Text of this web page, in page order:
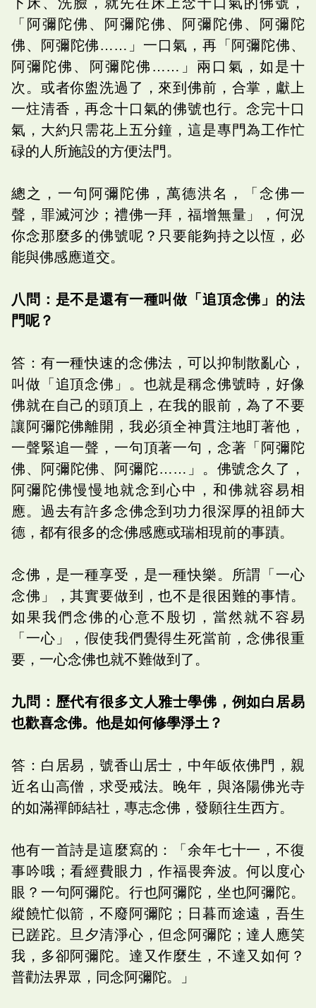
「阿彌陀佛、阿彌陀佛、阿彌陀佛、阿彌陀
佛、阿彌陀佛……」一口氣，再「阿彌陀佛、
阿彌陀佛、阿彌陀佛……」兩口氣，如是十
次。或者你盥洗過了，來到佛前，合掌，獻上
一炷清香，再念十口氣的佛號也行。念完十口
氣，大約只需花上五分鐘，這是專門為工作忙
碌的人所施設的方便法門。
總之，一句阿彌陀佛，萬德洪名，「念佛一
聲，罪滅河沙；禮佛一拜，福增無量」，何況
你念那麼多的佛號呢？只要能夠持之以恆，必
能與佛感應道交。
八問：是不是還有一種叫做「追頂念佛」的法
門呢？
答：有一種快速的念佛法，可以抑制散亂心，
叫做「追頂念佛」。也就是稱念佛號時，好像
佛就在自己的頭頂上，在我的眼前，為了不要
讓阿彌陀佛離開，我必須全神貫注地盯著他，
一聲緊追一聲，一句頂著一句，念著「阿彌陀
佛、阿彌陀佛、阿彌陀……」。佛號念久了，
阿彌陀佛慢慢地就念到心中，和佛就容易相
應。過去有許多念佛念到功力很深厚的祖師大
德，都有很多的念佛感應或瑞相現前的事蹟。
念佛，是一種享受，是一種快樂。所謂「一心
念佛」，其實要做到，也不是很困難的事情。
如果我們念佛的心意不殷切，當然就不容易
「一心」，假使我們覺得生死當前，念佛很重
要，一心念佛也就不難做到了。
九問：歷代有很多文人雅士學佛，例如白居易
也歡喜念佛。他是如何修學淨土？
答：白居易，號香山居士，中年皈依佛門，親
近名山高僧，求受戒法。晚年，與洛陽佛光寺
的如滿禪師結社，專志念佛，發願往生西方。
他有一首詩是這麼寫的：「余年七十一，不復
事吟哦；看經費眼力，作福畏奔波。何以度心
眼？一句阿彌陀。行也阿彌陀，坐也阿彌陀。
縱饒忙似箭，不廢阿彌陀；日暮而途遠，吾生
已蹉跎。旦夕清淨心，但念阿彌陀；達人應笑
我，多卻阿彌陀。達又作麼生，不達又如何？
普勸法界眾，同念阿彌陀。」